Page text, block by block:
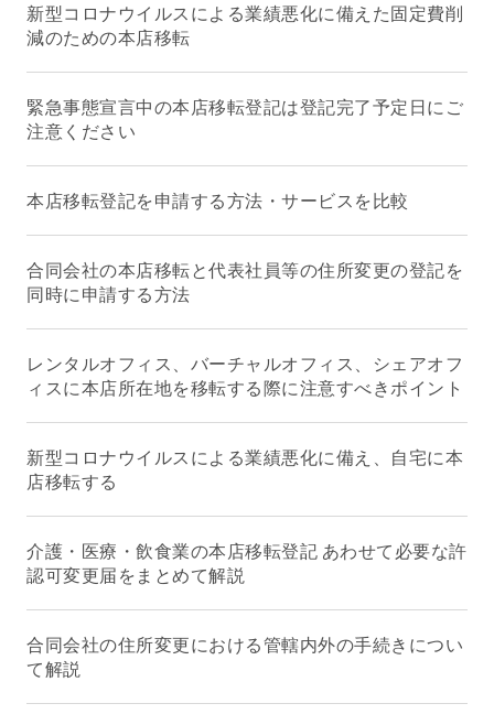
新型コロナウイルスによる業績悪化に備えた固定費削
減のための本店移転
緊急事態宣言中の本店移転登記は登記完了予定日にご
注意ください
本店移転登記を申請する方法・サービスを比較
合同会社の本店移転と代表社員等の住所変更の登記を
同時に申請する方法
レンタルオフィス、バーチャルオフィス、シェアオフ
ィスに本店所在地を移転する際に注意すべきポイント
新型コロナウイルスによる業績悪化に備え、自宅に本
店移転する
介護・医療・飲食業の本店移転登記 あわせて必要な許
認可変更届をまとめて解説
合同会社の住所変更における管轄内外の手続きについ
て解説